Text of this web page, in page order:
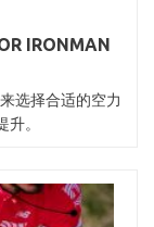
IRONMAN
选择合适的空力
。